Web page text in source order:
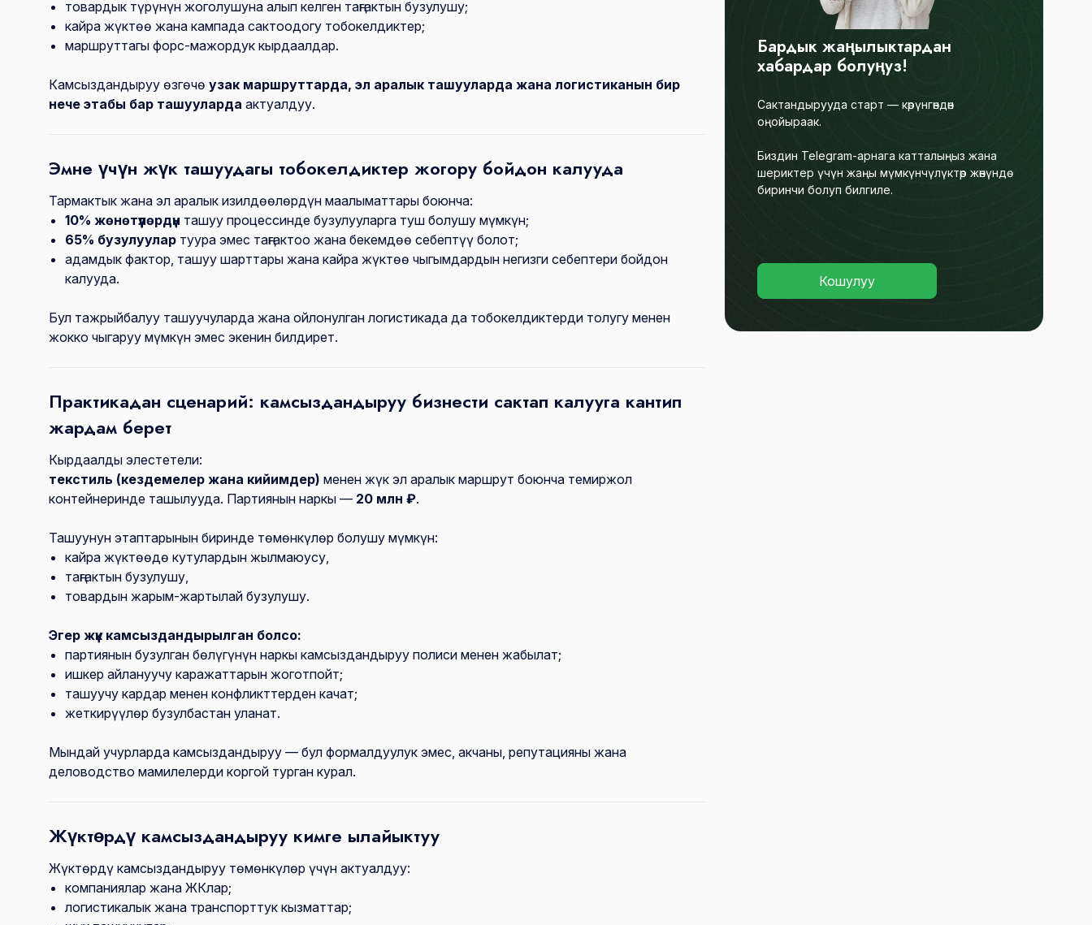
товардык түрүнүн жоголушуна алып келген таңгактын бузулушу;
кайра жүктөө жана кампада сактоодогу тобокелдиктер;
маршруттагы форс-мажордук кырдаалдар.
Камсыздандыруу өзгөчө узак маршруттарда, эл аралык ташууларда жана логистиканын бир
нече этабы бар ташууларда актуалдуу.
Эмне үчүн жүк ташуудагы тобокелдиктер жогору бойдон калууда
Тармактык жана эл аралык изилдөөлөрдүн маалыматтары боюнча:
10% жөнөтүүлөрдүн ташуу процессинде бузулууларга туш болушу мүмкүн;
65% бузулуулар туура эмес таңгактоо жана бекемдөө себептүү болот;
адамдык фактор, ташуу шарттары жана кайра жүктөө чыгымдардын негизги себептери бойдон
калууда.
Бул тажрыйбалуу ташуучуларда жана ойлонулган логистикада да тобокелдиктерди толугу менен
жокко чыгаруу мүмкүн эмес экенин билдирет.
Практикадан сценарий: камсыздандыруу бизнести сактап калууга кантип
жардам берет
Кырдаалды элестетели:
текстиль (кездемелер жана кийимдер) менен жүк эл аралык маршрут боюнча темиржол
контейнеринде ташылууда. Партиянын наркы — 20 млн ₽.
Ташуунун этаптарынын биринде төмөнкүлөр болушу мүмкүн:
кайра жүктөөдө кутулардын жылмаюусу,
таңгактын бузулушу,
товардын жарым-жартылай бузулушу.
Эгер жүк камсыздандырылган болсо:
партиянын бузулган бөлүгүнүн наркы камсыздандыруу полиси менен жабылат;
ишкер айлануучу каражаттарын жоготпойт;
ташуучу кардар менен конфликттерден качат;
жеткирүүлөр бузулбастан уланат.
Мындай учурларда камсыздандыруу — бул формалдуулук эмес, акчаны, репутацияны жана
деловодство мамилелерди коргой турган курал.
Жүктөрдү камсыздандыруу кимге ылайыктуу
Жүктөрдү камсыздандыруу төмөнкүлөр үчүн актуалдуу:
компаниялар жана ЖКлар;
логистикалык жана транспорттук кызматтар;
Бардык жаңылыктардан
хабардар болуңуз!
Сактандырууда старт — көрүнгөндөн
оңойыраак.
Биздин Telegram-арнага катталыңыз жана
шериктер үчүн жаңы мүмкүнчүлүктөр жөнүндө
биринчи болуп билгиле.
Кошулуу